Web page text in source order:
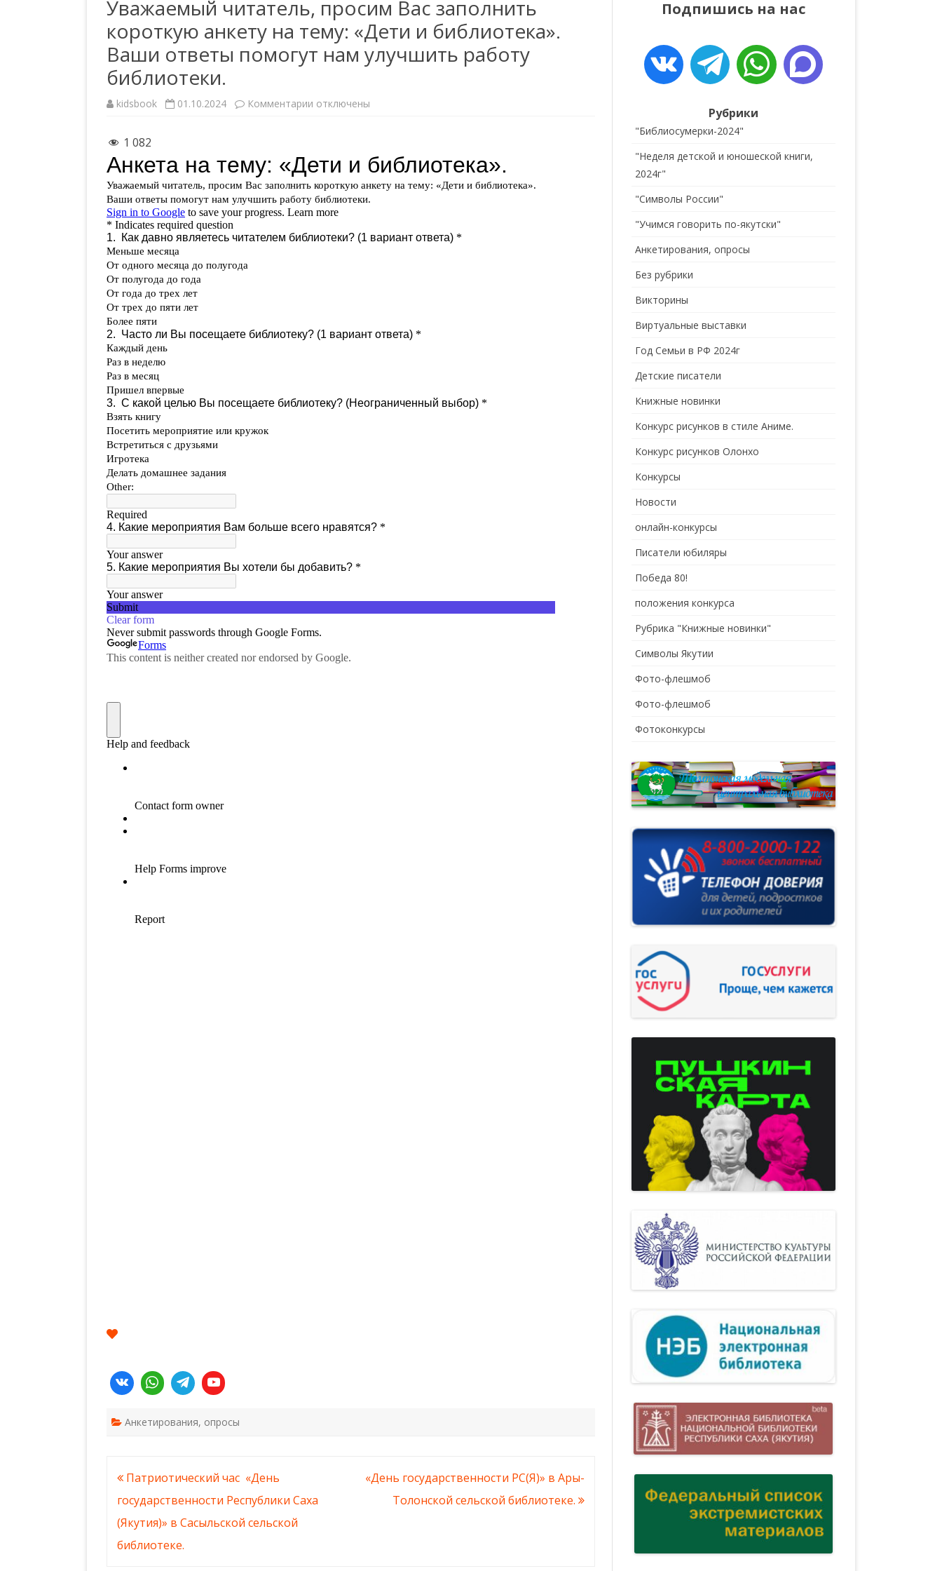
ДОКУМЕНТЫ ПО
ПРОТИВОДЕЙСТВИЮ
КОРРУПЦИИ
ГРОМКИЕ ЧТЕНИЯ
ОБРАТНАЯ СВЯЗЬ
РЕГИСТРАЦИЯ
Уважаемый читатель, просим Вас заполнить
короткую анкету на тему: «Дети и библиотека».
Ваши ответы помогут нам улучшить работу
библиотеки.
kidsbook 01.10.2024 Комментарии к
заполнить
короткую
анкету
на
тему:
«Дети
и
библиотека».
Ваши
отключены
1 082
Анкетирования, опросы
Навигация
по
записям
Патриотический час «День
государственности Республики Саха
(Якутия)» в Сасыльской сельской
библиотеке.
«День государственности РС(Я)» в Ары-
Толонской сельской библиотеке.
Подпишись на нас
Рубрики
"Библиосумерки-2024"
"Неделя детской и юношеской книги,
2024г"
"Символы России"
"Учимся говорить по-якутски"
Анкетирования, опросы
Без рубрики
Викторины
Виртуальные выставки
Год Семьи в РФ 2024г
Детские писатели
Книжные новинки
Конкурс рисунков в стиле Аниме.
Конкурс рисунков Олонхо
Конкурсы
Новости
онлайн-конкурсы
Писатели юбиляры
Победа 80!
положения конкурса
Рубрика "Книжные новинки"
Символы Якутии
Фото-флешмоб
Фото-флешмоб
Фотоконкурсы